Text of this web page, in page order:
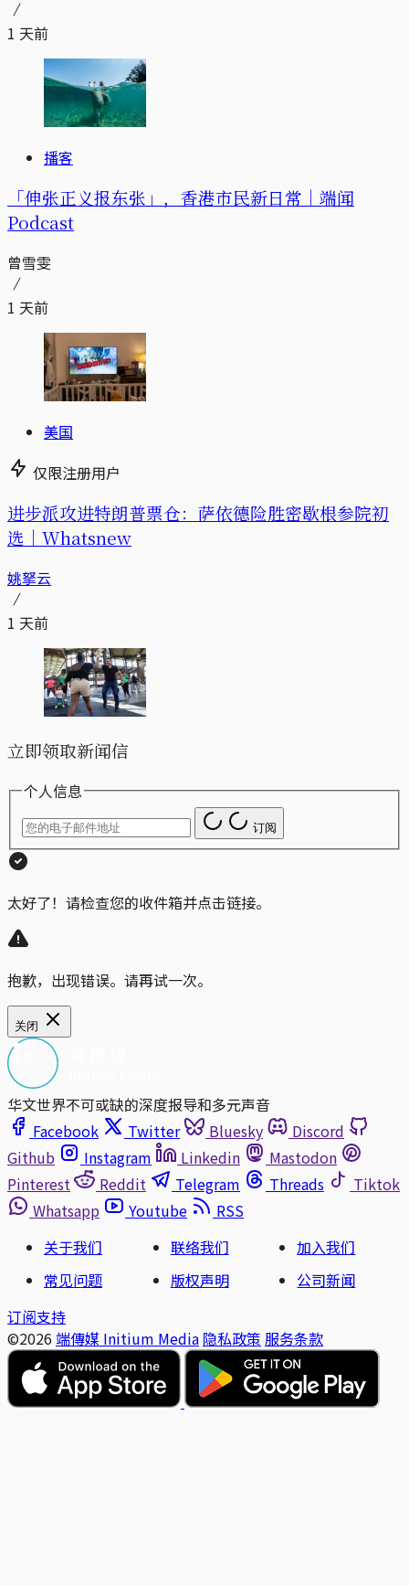
1 天前
播客
「伸张正义报东张」，香港市民新日常｜端闻
Podcast
曾雪雯
1 天前
美国
仅限注册用户
进步派攻进特朗普票仓：萨依德险胜密歇根参院初
选｜Whatsnew
姚拏云
1 天前
立即领取新闻信
个人信息
订阅
太好了！请检查您的收件箱并点击链接。
抱歉，出现错误。请再试一次。
关闭
华文世界不可或缺的深度报导和多元声音
Facebook
Twitter Bluesky
Discord
Github
Instagram Linkedin
Mastodon
Pinterest
Reddit Telegram Threads
Tiktok
Whatsapp
Youtube
RSS
关于我们
联络我们
加入我们
常见问题
版权声明
公司新闻
订阅支持
©2026 端傳媒 Initium Media 隐私政策 服务条款